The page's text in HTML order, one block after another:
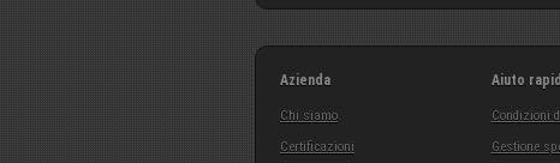
Azienda
Chi siamo
Certificazioni
Aiuto
Condizioni
Gestione